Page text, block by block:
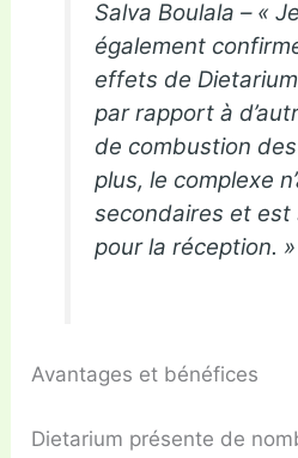
Salva Boulala – «
également
effets de
par rapport à
de combustion
plus, le complexe
secondaires et est
pour la réception. »
Avantages et bénéfices
Dietarium présente de